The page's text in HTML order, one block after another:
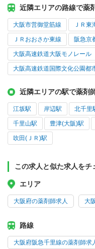
近隣エリアの路線で薬
大阪市営御堂筋線 ＪＲ東
ＪＲおおさか東線 阪急京
大阪高速鉄道大阪モノレール
大阪高速鉄道国際文化公園都
近隣エリアの駅で薬剤
江坂駅 岸辺駅 北千里
千里山駅 豊津(大阪)駅
吹田(ＪＲ)駅
この求人と似た求人をチ
エリア
大阪府の薬剤師求人 大
路線
大阪府阪急千里線の薬剤師求